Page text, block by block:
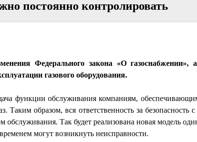
постоянно контролировать
Федерального закона «О
газового оборудования.
функции обслуживания компаниям,
Таким образом, вся ответственность за
обслуживания. Так будет реализована новая модель
могут возникнуть неисправности.